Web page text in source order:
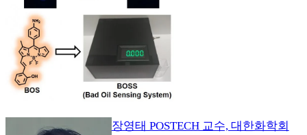
장영태 POSTECH 교수, 대한화학회